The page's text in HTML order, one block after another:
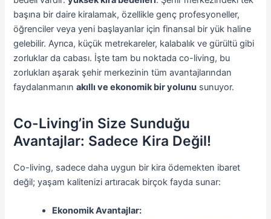
başına bir daire kiralamak, özellikle genç profesyoneller,
öğrenciler veya yeni başlayanlar için finansal bir yük haline
gelebilir. Ayrıca, küçük metrekareler, kalabalık ve gürültü gibi
zorluklar da cabası. İşte tam bu noktada co-living, bu
zorlukları aşarak şehir merkezinin tüm avantajlarından
faydalanmanınakıllı ve ekonomik bir yolunu sunuyor.
Co-Living’in Size Sunduğu
Avantajlar: Sadece Kira Değil!
Co-living, sadece daha uygun bir kira ödemekten ibaret
değil; yaşam kalitenizi artıracak birçok fayda sunar:
Ekonomik Avantajlar: